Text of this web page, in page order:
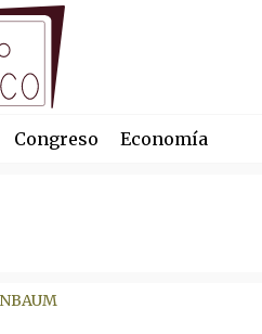
Congreso Economía